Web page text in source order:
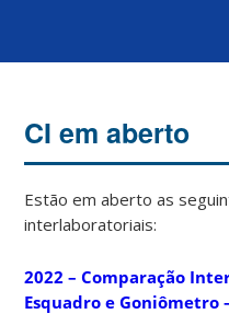
CI em aberto
Estão em aberto as
interlaboratoriais:
2022 – Comparação
Esquadro e Goniômetro